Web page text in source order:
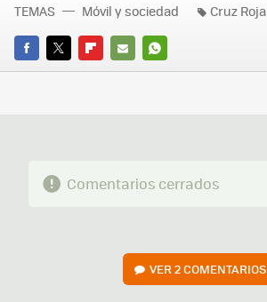
FACEBOOK
TWITTERFLIPBOARD
E-
WHATSAPP
TEMAS Móvil y sociedad Cruz Roja
Comentarios cerrados
VER2 COMENTARIOS